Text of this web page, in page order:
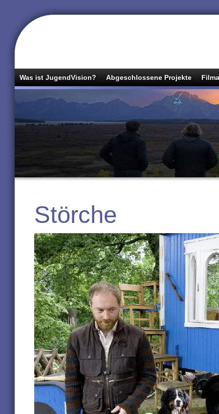
Was ist JugendVision? Abgeschlossene Projekte
Störche